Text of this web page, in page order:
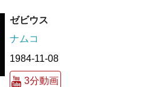
ゼビウス
ナムコ
1984-11-08
3分動画